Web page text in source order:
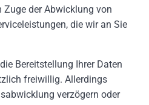
der Abwicklung von
die wir an Sie
Bereitstellung Ihrer Daten
freiwillig. Allerdings
verzögern oder